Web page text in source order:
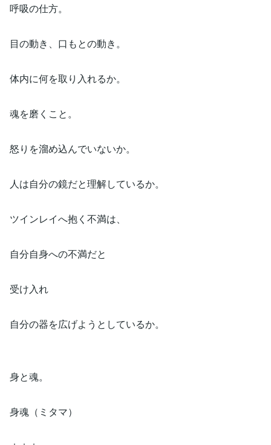
呼吸の仕方。
目の動き、口もとの動き。
体内に何を取り入れるか。
魂を磨くこと。
怒りを溜め込んでいないか。
人は自分の鏡だと理解しているか。
ツインレイへ抱く不満は、
自分自身への不満だと
受け入れ
自分の器を広げようとしているか。
身と魂。
身魂（ミタマ）